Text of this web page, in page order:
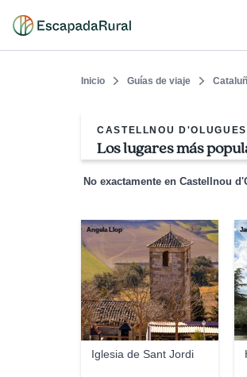
Inicio Guías de viaje
CASTELLNOU D'OLUGUES
Los lugares más
No exactamente en Castellnou
Iglesia de Sant Jordi
Angela Llop